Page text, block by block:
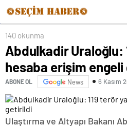
140 okunma
Abdulkadir Uraloğlu:
hesaba erişim
ABONE OL News 6 Kasım
Ulaştırma ve Altyapı Bakanı